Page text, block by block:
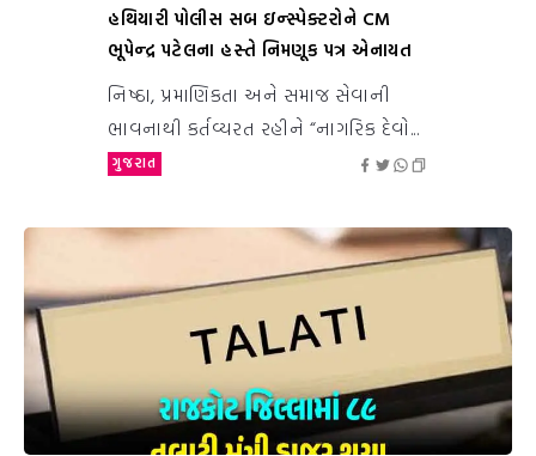
હથિયારી પોલીસ સબ ઇન્સ્પેક્ટરોને CM
ભૂપેન્દ્ર પટેલના હસ્તે નિમણૂક પત્ર એનાયત
નિષ્ઠા, પ્રમાણિકતા અને સમાજ સેવાની
ભાવનાથી કર્તવ્યરત રહીને “નાગરિક દેવો...
ગુજરાત